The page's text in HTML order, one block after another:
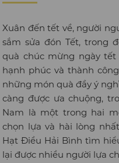
Xuân đến tết về, người
sắm sửa đón Tết, trong
quà chúc mừng ngày
hạnh phúc và thành
những món quà đầy ý
càng được ưa chuộng,
Nam là một trong hai
chọn lựa và hài lòng
Hạt Điều Hải Bình tìm
lại được nhiều người lựa